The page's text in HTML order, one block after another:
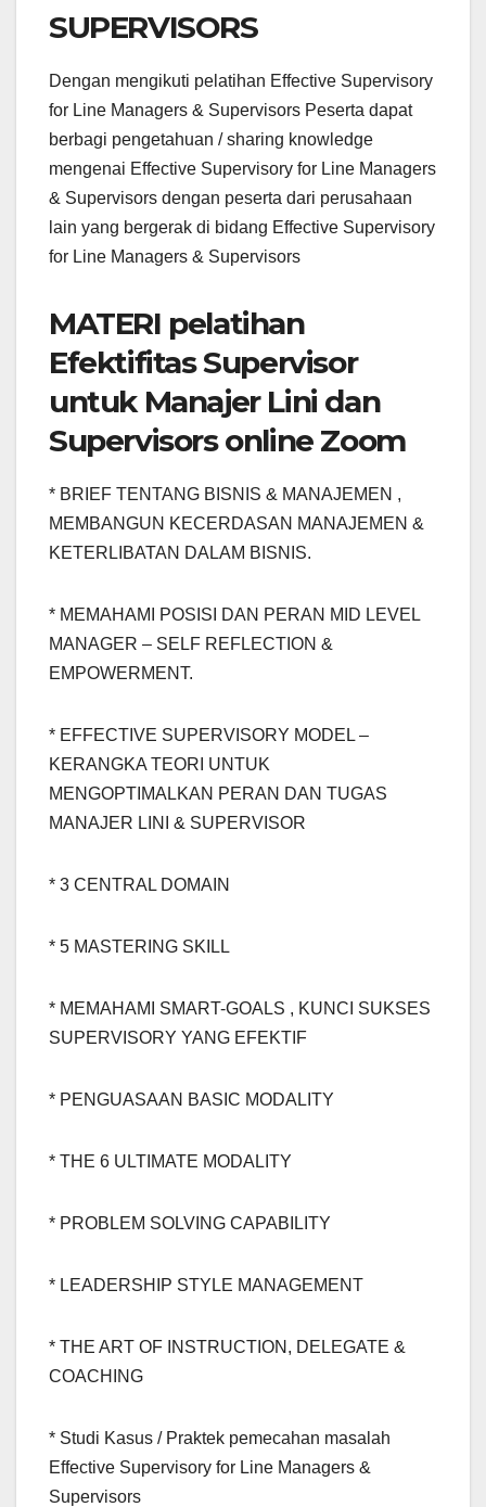
SUPERVISORS
Dengan mengikuti pelatihan Effective Supervisory
for Line Managers & Supervisors Peserta dapat
berbagi pengetahuan / sharing knowledge
mengenai Effective Supervisory for Line Managers
& Supervisors dengan peserta dari perusahaan
lain yang bergerak di bidang Effective Supervisory
for Line Managers & Supervisors
MATERI pelatihan
Efektifitas Supervisor
untuk Manajer Lini dan
Supervisors online Zoom
* BRIEF TENTANG BISNIS & MANAJEMEN ,
MEMBANGUN KECERDASAN MANAJEMEN &
KETERLIBATAN DALAM BISNIS.
* MEMAHAMI POSISI DAN PERAN MID LEVEL
MANAGER – SELF REFLECTION &
EMPOWERMENT.
* EFFECTIVE SUPERVISORY MODEL –
KERANGKA TEORI UNTUK
MENGOPTIMALKAN PERAN DAN TUGAS
MANAJER LINI & SUPERVISOR
* 3 CENTRAL DOMAIN
* 5 MASTERING SKILL
* MEMAHAMI SMART-GOALS , KUNCI SUKSES
SUPERVISORY YANG EFEKTIF
* PENGUASAAN BASIC MODALITY
* THE 6 ULTIMATE MODALITY
* PROBLEM SOLVING CAPABILITY
* LEADERSHIP STYLE MANAGEMENT
* THE ART OF INSTRUCTION, DELEGATE &
COACHING
* Studi Kasus / Praktek pemecahan masalah
Effective Supervisory for Line Managers &
Supervisors